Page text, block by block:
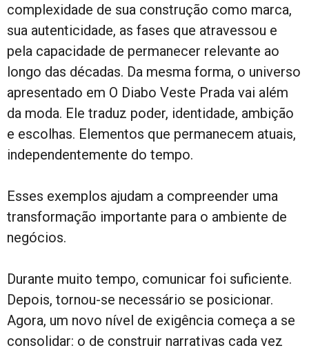
complexidade de sua construção como marca,
sua autenticidade, as fases que atravessou e
pela capacidade de permanecer relevante ao
longo das décadas. Da mesma forma, o universo
apresentado em O Diabo Veste Prada vai além
da moda. Ele traduz poder, identidade, ambição
e escolhas. Elementos que permanecem atuais,
independentemente do tempo.
Esses exemplos ajudam a compreender uma
transformação importante para o ambiente de
negócios.
Durante muito tempo, comunicar foi suficiente.
Depois, tornou-se necessário se posicionar.
Agora, um novo nível de exigência começa a se
consolidar: o de construir narrativas cada vez